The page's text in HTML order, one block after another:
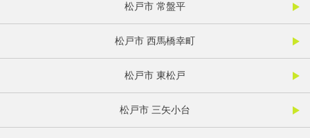
松戸市 常盤平
松戸市 西馬橋幸町
松戸市 東松戸
松戸市 三矢小台